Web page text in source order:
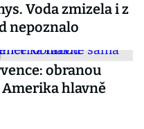
Voda zmizela i z
nepoznalo
obranou
hlavně